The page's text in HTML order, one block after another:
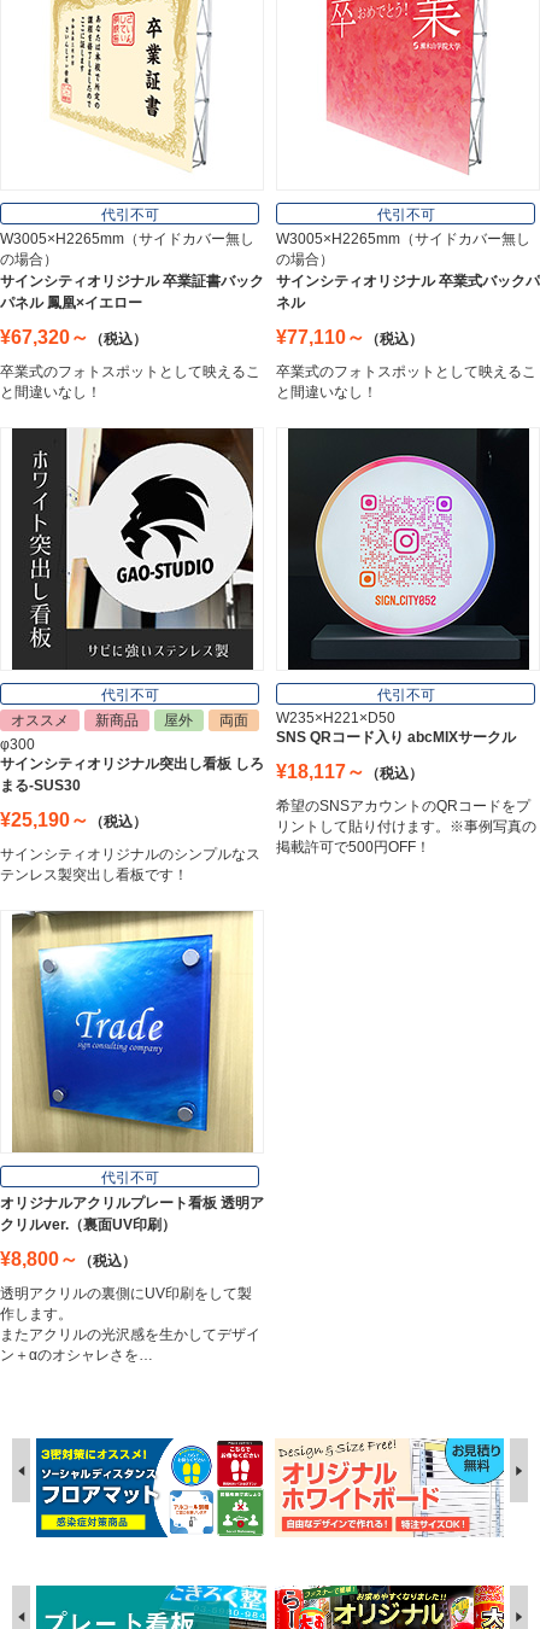
インテリア
Interior
オフィス用品
Office Supplies
ステンレス切文字
Stainless Sign
エッチングプレート
郵便ポスト
Post
Nameplate
代引不可
W3005×H2265mm（サイドカバー無し
の場合）
サインシティオリジナル 卒業証書バック
パネル 鳳凰×イエロー
¥67,320～
（税込）
卒業式のフォトスポットとして映えるこ
と間違いなし！
代引不可
W3005×H2265mm（サイドカバー無し
の場合）
サインシティオリジナル 卒業式バックパ
ネル
¥77,110～
（税込）
卒業式のフォトスポットとして映えるこ
と間違いなし！
代引不可
オススメ
新商品 屋外
両面
φ300
サインシティオリジナル突出し看板 しろ
まる-SUS30
¥25,190～
（税込）
サインシティオリジナルのシンプルなス
テンレス製突出し看板です！
代引不可
W235×H221×D50
SNS QRコード入り abcMIXサークル
¥18,117～
（税込）
希望のSNSアカウントのQRコードをプ
リントして貼り付けます。※事例写真の
掲載許可で500円OFF！
代引不可
オリジナルアクリルプレート看板 透明ア
クリルver.（裏面UV印刷）
¥8,800～
（税込）
透明アクリルの裏側にUV印刷をして製
作します。
またアクリルの光沢感を生かしてデザイ
ン＋αのオシャレさを…